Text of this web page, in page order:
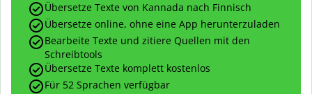
Übersetze Texte von Kannada nach Finnisch
Übersetze online, ohne eine App herunterzuladen
Bearbeite Texte und zitiere Quellen mit den
Schreibtools
Übersetze Texte komplett kostenlos
Für 52 Sprachen verfügbar